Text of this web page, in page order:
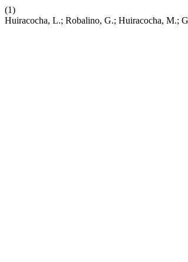
(1)
Huiracocha, L.; Robalino, G.; Huiracocha, M.;